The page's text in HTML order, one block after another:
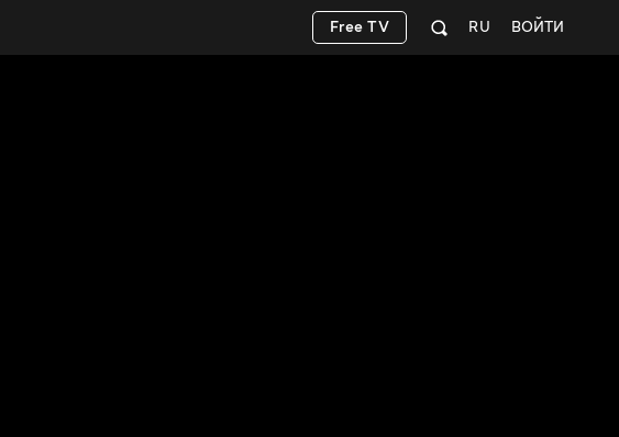
ВОЙТИ
RU
Free TV